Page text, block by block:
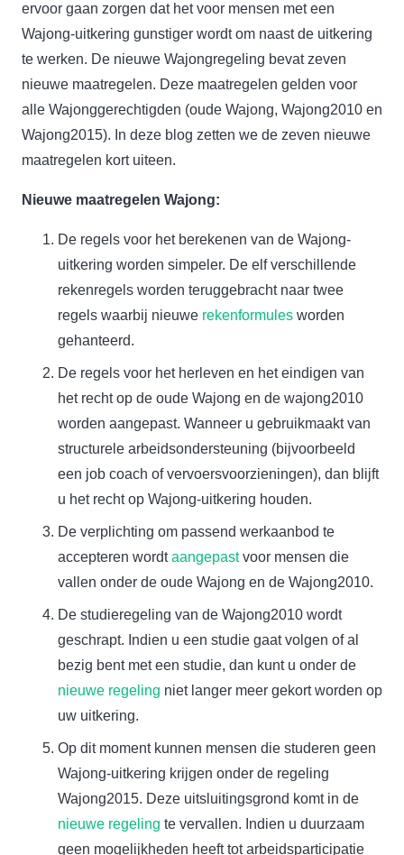
ervoor gaan zorgen dat het voor mensen met een
Wajong-uitkering gunstiger wordt om naast de uitkering
te werken. De nieuwe Wajongregeling bevat zeven
nieuwe maatregelen. Deze maatregelen gelden voor
alle Wajonggerechtigden (oude Wajong, Wajong2010 en
Wajong2015). In deze blog zetten we de zeven nieuwe
maatregelen kort uiteen.
Nieuwe maatregelen Wajong:
De regels voor het berekenen van de Wajong-
uitkering worden simpeler. De elf verschillende
rekenregels worden teruggebracht naar twee
regels waarbij nieuwe rekenformules worden
gehanteerd.
De regels voor het herleven en het eindigen van
het recht op de oude Wajong en de wajong2010
worden aangepast. Wanneer u gebruikmaakt van
structurele arbeidsondersteuning (bijvoorbeeld
een job coach of vervoersvoorzieningen), dan blijft
u het recht op Wajong-uitkering houden.
De verplichting om passend werkaanbod te
accepteren wordtaangepastvoor mensen die
vallen onder de oude Wajong en de Wajong2010.
De studieregeling van de Wajong2010 wordt
geschrapt. Indien u een studie gaat volgen of al
bezig bent met een studie, dan kunt u onder de
nieuwe regeling niet langer meer gekort worden op
uw uitkering.
Op dit moment kunnen mensen die studeren geen
Wajong-uitkering krijgen onder de regeling
Wajong2015. Deze uitsluitingsgrond komt in de
nieuwe regeling te vervallen. Indien u duurzaam
geen mogelijkheden heeft tot arbeidsparticipatie